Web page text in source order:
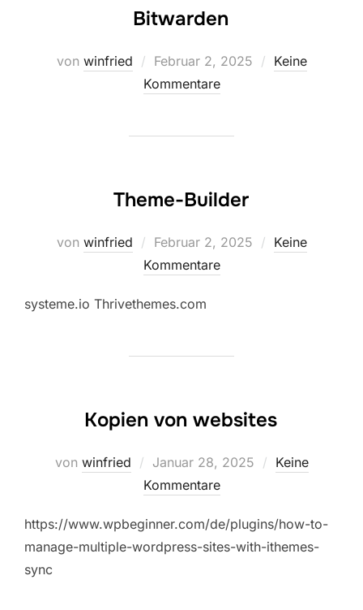
Bitwarden
von winfried
Veröffentlicht
am
Februar 2, 2025
Keine
Kommentare
Theme-Builder
von winfried
Veröffentlicht
am
Februar 2, 2025
Keine
Kommentare
systeme.io Thrivethemes.com
Kopien von websites
von winfried
Veröffentlicht
am
Januar 28, 2025
Keine
Kommentare
https://www.wpbeginner.com/de/plugins/how-to-
manage-multiple-wordpress-sites-with-ithemes-
sync